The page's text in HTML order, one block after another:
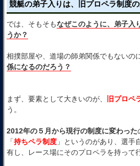
競艇の弟子入りは、旧プロペラ制度
では、そもそもなぜこのように、弟子入
うか？
相撲部屋や、道場の師弟関係でもないのに
係になるのだろう？
まず、要素として大きいのが、 旧プロペ
う。
2012年の５月から現行の制度に変わった
「持ちペラ制度 」というのがあり、選手
有し、レース場にそのプロペラを持って